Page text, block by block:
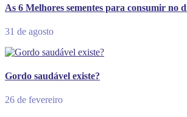
As 6 Melhores sementes para consumir no
31 de agosto
Gordo saudável existe?
26 de fevereiro